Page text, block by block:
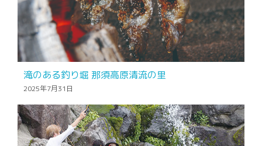
滝のある釣り堀 那須高原清流の里
2025年7月31日